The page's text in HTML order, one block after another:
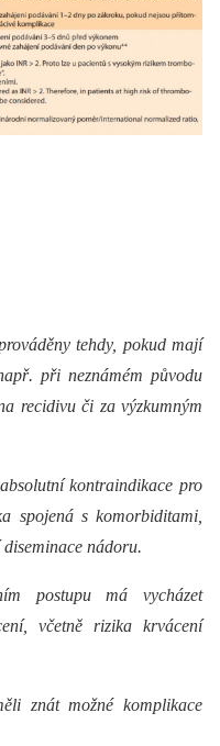
tehdy, pokud mají
při neznámém původu
recidivu či za výzkumným
kontraindikace pro
spojená s komorbiditami,
nádoru.
postupu má vycházet
včetně rizika krvácení
znát možné komplikace